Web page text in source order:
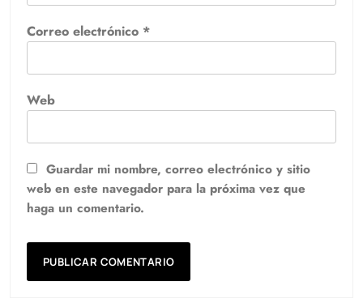
Correo electrónico *
Web
Guardar mi nombre, correo electrónico y sitio
web en este navegador para la próxima vez que
haga un comentario.